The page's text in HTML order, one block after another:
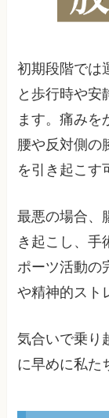
初期段階では
と歩行時や安
ます。痛みを
腰や反対側の
を引き起こす
最悪の場合、
き起こし、手
ポーツ活動の
や精神的スト
気合いで乗り
に早めに私た